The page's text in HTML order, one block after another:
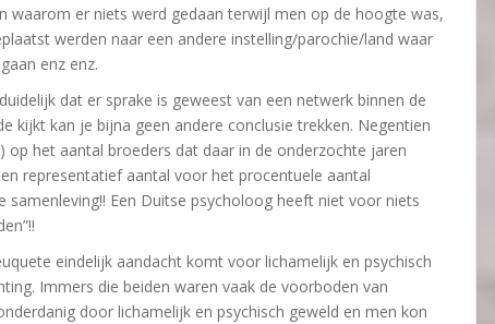
waarom er niets werd gedaan terwijl men op de hoogte was,
werden naar een andere instelling/parochie/land waar
enz enz.
dat er sprake is geweest van een netwerk binnen de
kijkt kan je bijna geen andere conclusie trekken. Negentien
op het aantal broeders dat daar in de onderzochte jaren
representatief aantal voor het procentuele aantal
samenleving!! Een Duitse psycholoog heeft niet voor niets
eindelijk aandacht komt voor lichamelijk en psychisch
Immers die beiden waren vaak de voorboden van
door lichamelijk en psychisch geweld en men kon